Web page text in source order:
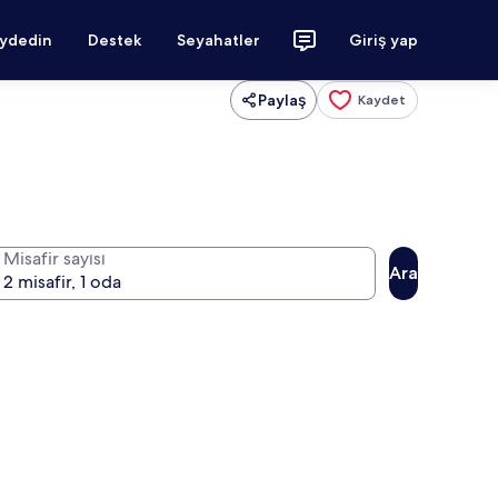
Destek Seyahatler Giriş yap
Paylaş Kaydet
Misafir sayısı
Ara